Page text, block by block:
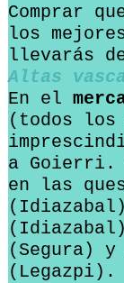
Comprar
los
llevarás
Altas
En el
(todos los
a Goierri.
en las
(Segura)
(Legazpi).